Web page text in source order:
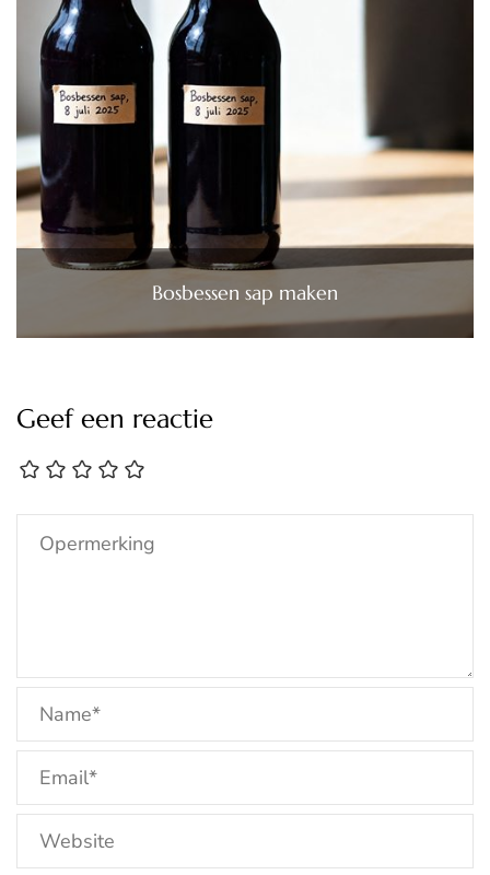
Bosbessen sap maken
Geef een reactie